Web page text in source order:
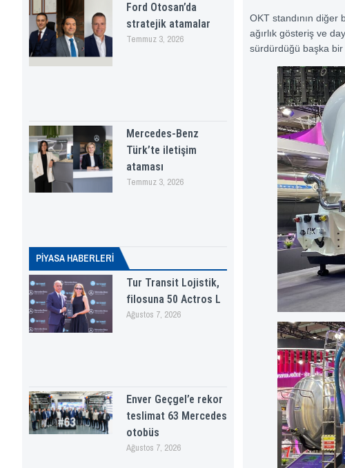
Ford Otosan’da
stratejik atamalar
Temmuz 3, 2026
Mercedes-Benz
Türk’te iletişim
ataması
Temmuz 3, 2026
PİYASA HABERLERI
Tur Transit Lojistik,
filosuna 50 Actros L
Ağustos 7, 2026
Enver Geçgel’e rekor
teslimat 63 Mercedes
otobüs
Ağustos 7, 2026
OKT standının diğer
ağırlık gösteriş ve
sürdürdüğü başka bir